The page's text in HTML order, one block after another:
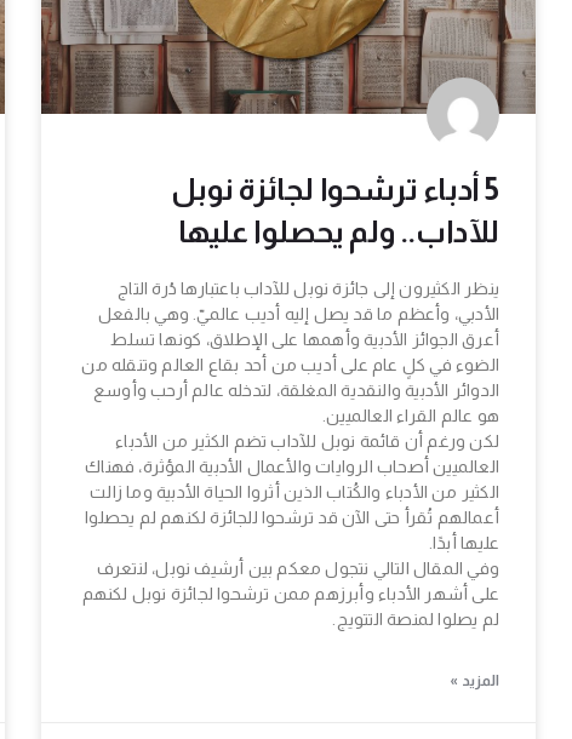
5 أدباء ترشحوا لجائزة نوبل
للآداب.. ولم يحصلوا عليها
ينظر الكثيرون إلى جائزة نوبل للآداب باعتبارها دُرة التاج
الأدبي، وأعظم ما قد يصل إليه أديب عالميّ. وهي بالفعل
أعرق الجوائز الأدبية وأهمها على الإطلاق، كونها تسلط
الضوء في كلٍ عام على أديب من أحد بقاع العالم وتنقله من
الدوائر الأدبية والنقدية المغلقة، لتدخله عالم أرحب وأوسع
هو عالم القراء العالميين.
لكن ورغم أن قائمة نوبل للآداب تضم الكثير من الأدباء
العالميين أصحاب الروايات والأعمال الأدبية المؤثرة، فهناك
الكثير من الأدباء والكُتاب الذين أثروا الحياة الأدبية وما زالت
أعمالهم تُقرأ حتى الآن قد ترشحوا للجائزة لكنهم لم يحصلوا
عليها أبدًا.
وفي المقال التالي نتجول معكم بين أرشيف نوبل، لنتعرف
على أشهر الأدباء وأبرزهم ممن ترشحوا لجائزة نوبل لكنهم
لم يصلوا لمنصة التتويج.
المزيد »